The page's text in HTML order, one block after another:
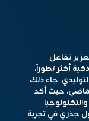
تفاعل
أكثر تطوراً،
جاء ذلك
حيث أكد
جذري في تجربة